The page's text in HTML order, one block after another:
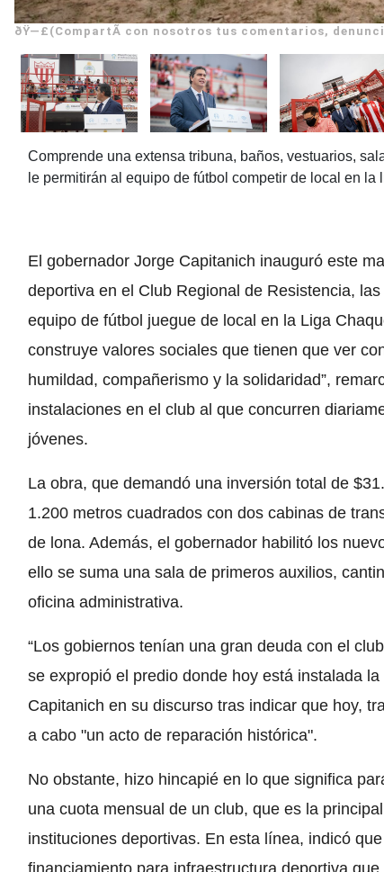
ðŸ—£(CompartÃ­ con nosotros tus comentarios,
Comprende una extensa tribuna, baños, vestuarios,
le permitirán al equipo de fútbol competir de local en la
El gobernador Jorge Capitanich inauguró este
deportiva en el Club Regional de Resistencia,
equipo de fútbol juegue de local en la Liga
construye valores sociales que tienen que ver
humildad, compañerismo y la solidaridad”,
instalaciones en el club al que concurren
jóvenes.
La obra, que demandó una inversión total de
1.200 metros cuadrados con dos cabinas de
de lona. Además, el gobernador habilitó los
ello se suma una sala de primeros auxilios,
oficina administrativa.
“Los gobiernos tenían una gran deuda con el
se expropió el predio donde hoy está instalada
Capitanich en su discurso tras indicar que hoy,
a cabo "un acto de reparación histórica".
No obstante, hizo hincapié en lo que significa
una cuota mensual de un club, que es la
instituciones deportivas. En esta línea, indicó
financiamiento para infraestructura deportiva